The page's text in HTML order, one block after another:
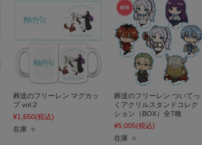
葬送のフリーレン マグカッ
プ vol.2
¥1,650(税込)
在庫 ○
葬送のフリーレン ついてっ
くアクリルスタンドコレク
ション（BOX）全7種
¥5,005(税込)
在庫 ○